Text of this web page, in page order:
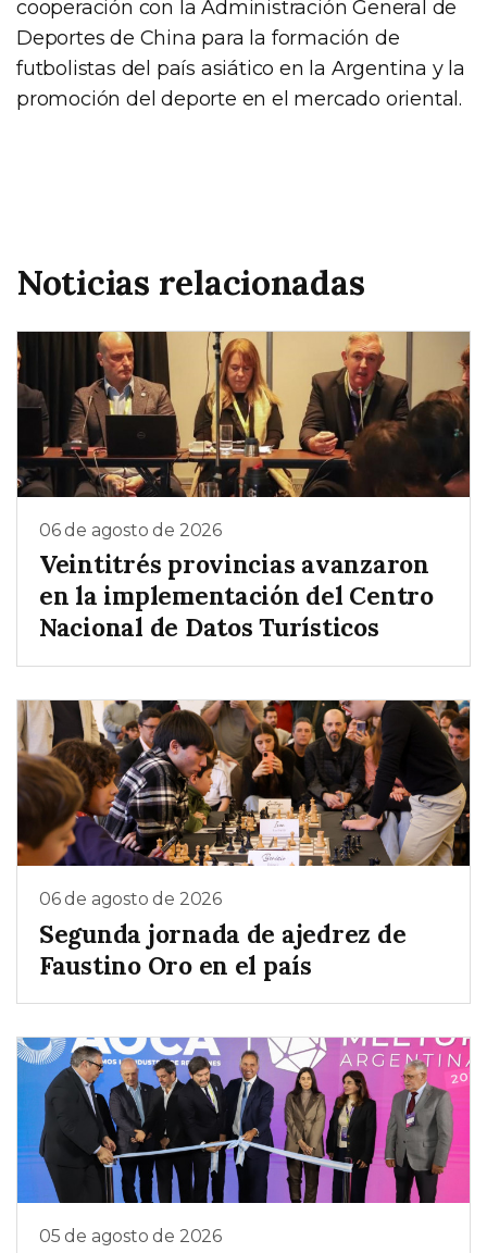
cooperación con la Administración General de
Deportes de China para la formación de
futbolistas del país asiático en la Argentina y la
promoción del deporte en el mercado oriental.
Noticias relacionadas
06 de agosto de 2026
Veintitrés provincias avanzaron
en la implementación del Centro
Nacional de Datos Turísticos
06 de agosto de 2026
Segunda jornada de ajedrez de
Faustino Oro en el país
05 de agosto de 2026